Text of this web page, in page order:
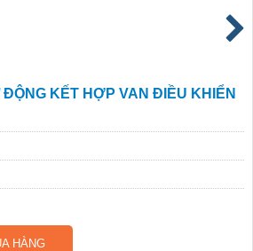
KẾT HỢP VAN ĐIỀU KHIỂN
HÀNG